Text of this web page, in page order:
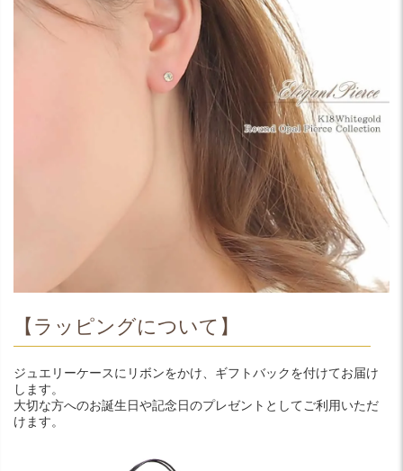
【ラッピングについて】
ジュエリーケースにリボンをかけ、ギフトバックを付けてお届け
します。
大切な方へのお誕生日や記念日のプレゼントとしてご利用いただ
けます。